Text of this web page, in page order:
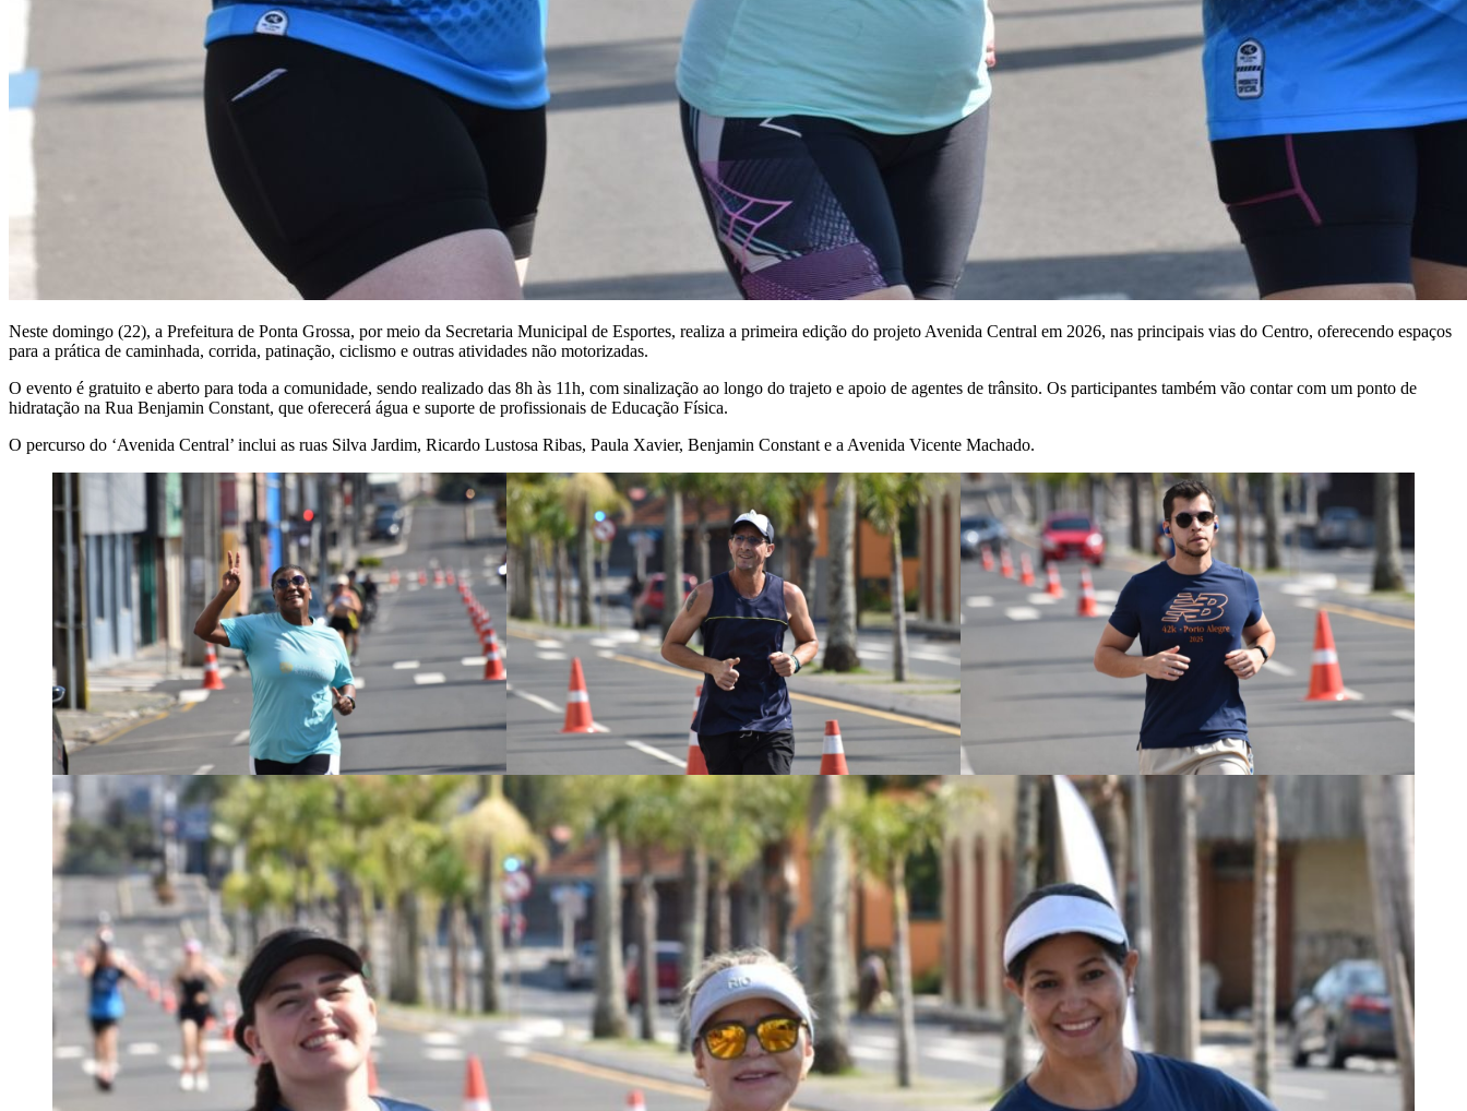
Neste domingo (22), a Prefeitura de Ponta Grossa, por meio da Secretaria Municipal de Esportes, realiza a primeira edição do projeto Avenida Central em 2026, nas principais vias do Centro, oferecendo espaços
para a prática de caminhada, corrida, patinação, ciclismo e outras atividades não motorizadas.
O evento é gratuito e aberto para toda a comunidade, sendo realizado das 8h às 11h, com sinalização ao longo do trajeto e apoio de agentes de trânsito. Os participantes também vão contar com um ponto de
hidratação na Rua Benjamin Constant, que oferecerá água e suporte de profissionais de Educação Física.
O percurso do ‘Avenida Central’ inclui as ruas Silva Jardim, Ricardo Lustosa Ribas, Paula Xavier, Benjamin Constant e a Avenida Vicente Machado.